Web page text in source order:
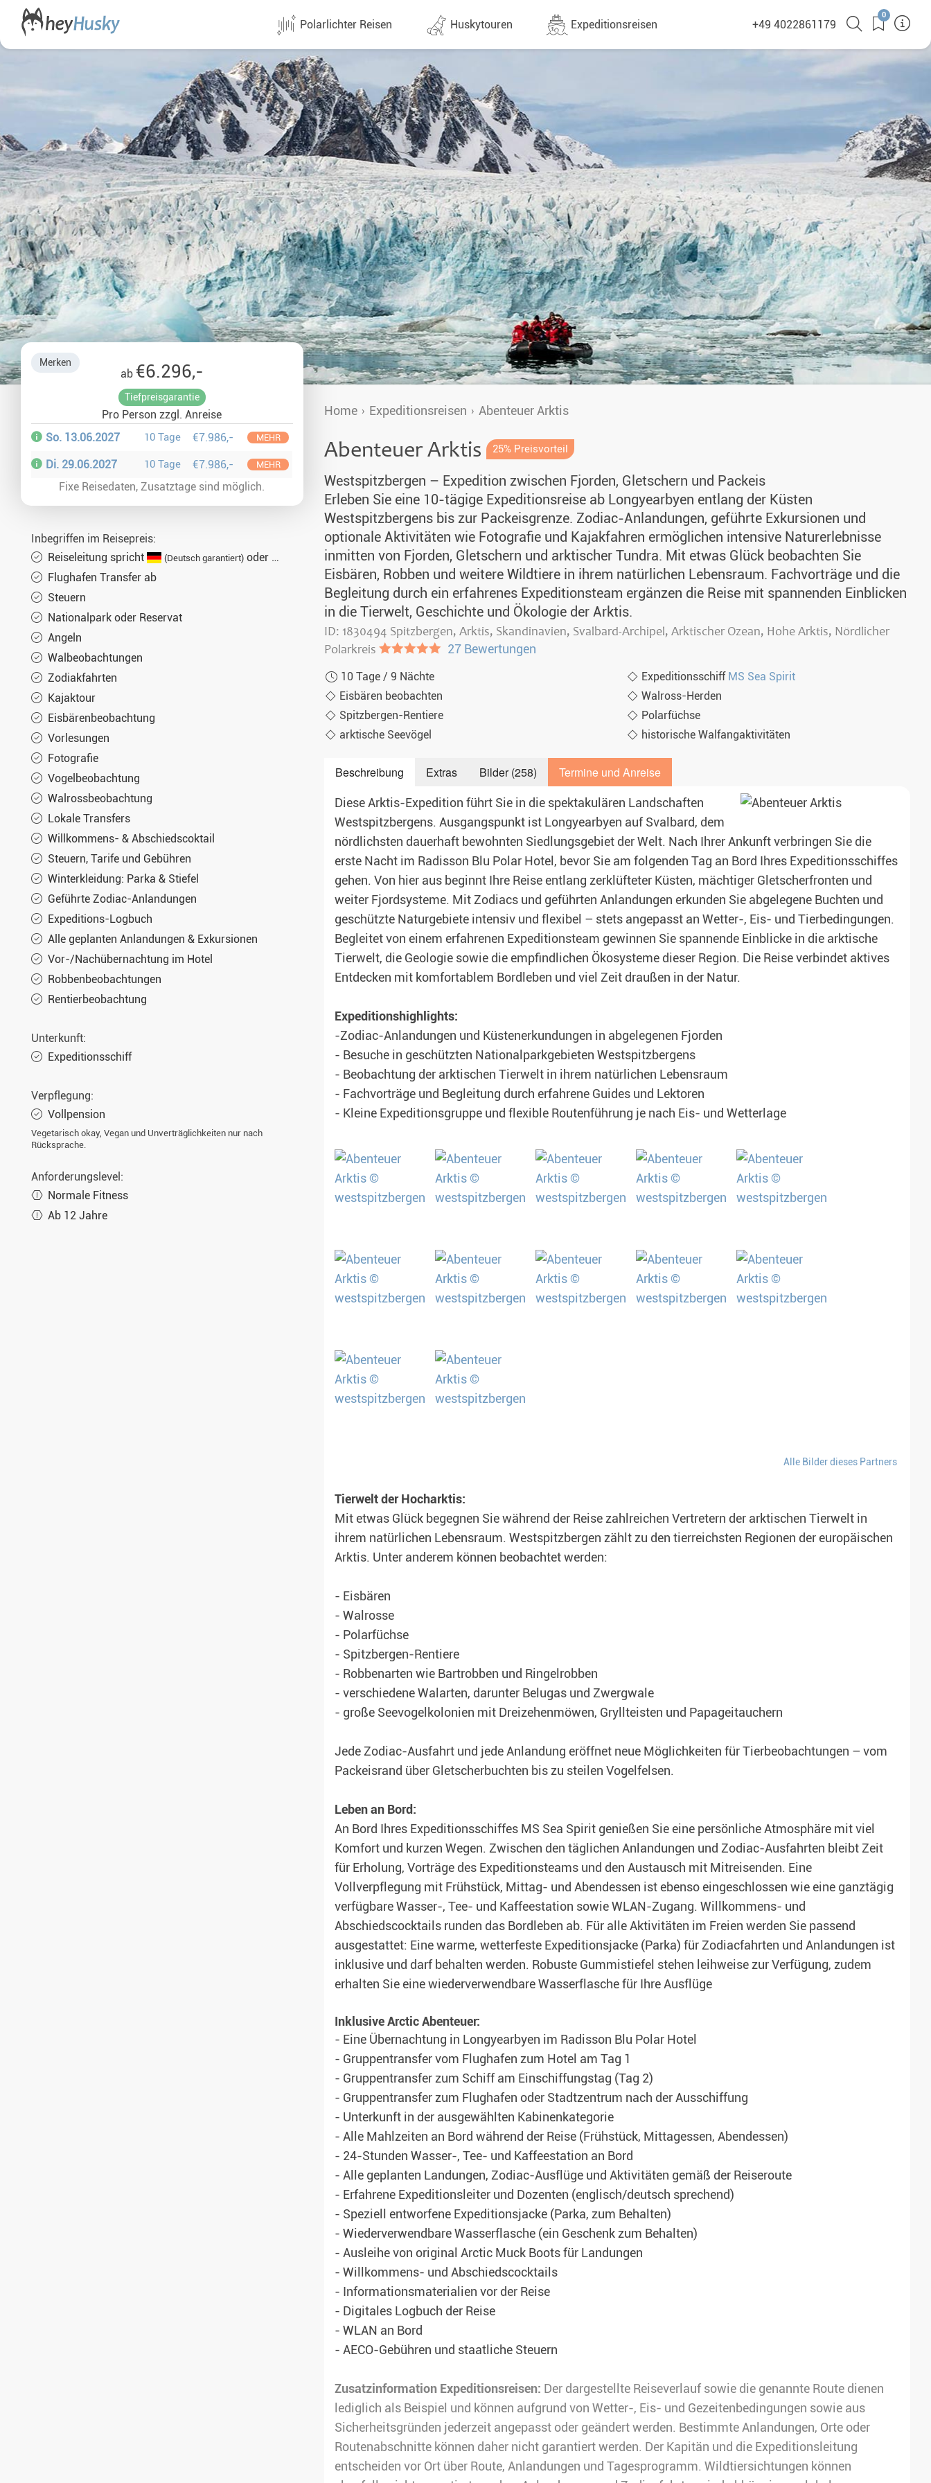
Polarlichter Reisen
Alle Termine (1438)
Direktflüge
Norwegen
Schweden
Finnland
Alaska
Yukon
Yellowknife
Glasiglus & Spezialunterkünfte
Silvester unter Nordlichtern 2026-2027
Winterurlaub 2026-2027
Weihnachten 2026
Huskytouren
Direktflüge
Günstige 1 Stoppflüge
Lappland & Skandinavien
Finnland
Schweden
Norwegen
Yukon
Alaska
Singlereisen
Huskytouren mit Kindern
Wildnistouren von Hütte zu Hütte
Husky Wochenende
Deutschsprachige Guides
Gruppenreisen mit Hundeschlitten
Kleidungsempfehlung
Fragen und Antworten
Teambuilding & Incentives
Expeditionsreisen
Expeditionensreisen
Antarktis Reisen
Arktis Reisen
Planung & Infos
+49 4022861179
0
Merken
ab €6.296,-
Tiefpreisgarantie
Pro Person zzgl. Anreise
So. 13.06.2027
10 Tage €7.986,- MEHR
Di. 29.06.2027 10 Tage €7.986,- MEHR
Fixe Reisedaten, Zusatztage sind möglich.
Inbegriffen im Reisepreis:
Reiseleitung spricht
(Deutsch garantiert) oder (Englisch garantiert)
Flughafen Transfer ab
Steuern
Nationalpark oder Reservat
Angeln
Walbeobachtungen
Zodiakfahrten
Kajaktour
Eisbärenbeobachtung
Vorlesungen
Fotografie
Vogelbeobachtung
Walrossbeobachtung
Lokale Transfers
Willkommens- & Abschiedscoktail
Steuern, Tarife und Gebühren
Winterkleidung: Parka & Stiefel
Geführte Zodiac-Anlandungen
Expeditions-Logbuch
Alle geplanten Anlandungen & Exkursionen
Vor-/Nachübernachtung im Hotel
Robbenbeobachtungen
Rentierbeobachtung
Unterkunft:
Expeditionsschiff
Verpflegung:
Vollpension
Vegetarisch okay, Vegan und Unverträglichkeiten nur nach
Rücksprache.
Anforderungslevel:
Normale Fitness
Ab 12 Jahre
Home Expeditionsreisen Abenteuer Arktis
Abenteuer Arktis 25% Preisvorteil
Westspitzbergen – Expedition zwischen Fjorden, Gletschern und Packeis
Erleben Sie eine 10-tägige Expeditionsreise ab Longyearbyen entlang der Küsten
Westspitzbergens bis zur Packeisgrenze. Zodiac-Anlandungen, geführte Exkursionen und
optionale Aktivitäten wie Fotografie und Kajakfahren ermöglichen intensive Naturerlebnisse
inmitten von Fjorden, Gletschern und arktischer Tundra. Mit etwas Glück beobachten Sie
Eisbären, Robben und weitere Wildtiere in ihrem natürlichen Lebensraum. Fachvorträge und die
Begleitung durch ein erfahrenes Expeditionsteam ergänzen die Reise mit spannenden Einblicken
in die Tierwelt, Geschichte und Ökologie der Arktis.
ID: 1830494 Spitzbergen, Arktis, Skandinavien, Svalbard-Archipel, Arktischer Ozean, Hohe Arktis, Nördlicher
Polarkreis ●●●●● 27 Bewertungen
10 Tage / 9 Nächte Expeditionsschiff MS Sea Spirit
Eisbären beobachten
Walross-Herden
Spitzbergen-Rentiere
Polarfüchse
arktische Seevögel
historische Walfangaktivitäten
Beschreibung Extras Bilder (258) Termine und Anreise
Diese Arktis-Expedition führt Sie in die spektakulären Landschaften
Westspitzbergens. Ausgangspunkt ist Longyearbyen auf Svalbard, dem
nördlichsten dauerhaft bewohnten Siedlungsgebiet der Welt. Nach Ihrer Ankunft verbringen Sie die
erste Nacht im Radisson Blu Polar Hotel, bevor Sie am folgenden Tag an Bord Ihres Expeditionsschiffes
gehen. Von hier aus beginnt Ihre Reise entlang zerklüfteter Küsten, mächtiger Gletscherfronten und
weiter Fjordsysteme. Mit Zodiacs und geführten Anlandungen erkunden Sie abgelegene Buchten und
geschützte Naturgebiete intensiv und flexibel – stets angepasst an Wetter-, Eis- und Tierbedingungen.
Begleitet von einem erfahrenen Expeditionsteam gewinnen Sie spannende Einblicke in die arktische
Tierwelt, die Geologie sowie die empfindlichen Ökosysteme dieser Region. Die Reise verbindet aktives
Entdecken mit komfortablem Bordleben und viel Zeit draußen in der Natur.
Expeditionshighlights:
-Zodiac-Anlandungen und Küstenerkundungen in abgelegenen Fjorden
- Besuche in geschützten Nationalparkgebieten Westspitzbergens
- Beobachtung der arktischen Tierwelt in ihrem natürlichen Lebensraum
- Fachvorträge und Begleitung durch erfahrene Guides und Lektoren
- Kleine Expeditionsgruppe und flexible Routenführung je nach Eis- und Wetterlage
Alle Bilder dieses Partners
Tierwelt der Hocharktis:
Mit etwas Glück begegnen Sie während der Reise zahlreichen Vertretern der arktischen Tierwelt in
ihrem natürlichen Lebensraum. Westspitzbergen zählt zu den tierreichsten Regionen der europäischen
Arktis. Unter anderem können beobachtet werden:
- Eisbären
- Walrosse
- Polarfüchse
- Spitzbergen-Rentiere
- Robbenarten wie Bartrobben und Ringelrobben
- verschiedene Walarten, darunter Belugas und Zwergwale
- große Seevogelkolonien mit Dreizehenmöwen, Gryllteisten und Papageitauchern
Jede Zodiac-Ausfahrt und jede Anlandung eröffnet neue Möglichkeiten für Tierbeobachtungen – vom
Packeisrand über Gletscherbuchten bis zu steilen Vogelfelsen.
Leben an Bord:
An Bord Ihres Expeditionsschiffes MS Sea Spirit genießen Sie eine persönliche Atmosphäre mit viel
Komfort und kurzen Wegen. Zwischen den täglichen Anlandungen und Zodiac-Ausfahrten bleibt Zeit
für Erholung, Vorträge des Expeditionsteams und den Austausch mit Mitreisenden. Eine
Vollverpflegung mit Frühstück, Mittag- und Abendessen ist ebenso eingeschlossen wie eine ganztägig
verfügbare Wasser-, Tee- und Kaffeestation sowie WLAN-Zugang. Willkommens- und
Abschiedscocktails runden das Bordleben ab. Für alle Aktivitäten im Freien werden Sie passend
ausgestattet: Eine warme, wetterfeste Expeditionsjacke (Parka) für Zodiacfahrten und Anlandungen ist
inklusive und darf behalten werden. Robuste Gummistiefel stehen leihweise zur Verfügung, zudem
erhalten Sie eine wiederverwendbare Wasserflasche für Ihre Ausflüge
Inklusive Arctic Abenteuer:
- Eine Übernachtung in Longyearbyen im Radisson Blu Polar Hotel
- Gruppentransfer vom Flughafen zum Hotel am Tag 1
- Gruppentransfer zum Schiff am Einschiffungstag (Tag 2)
- Gruppentransfer zum Flughafen oder Stadtzentrum nach der Ausschiffung
- Unterkunft in der ausgewählten Kabinenkategorie
- Alle Mahlzeiten an Bord während der Reise (Frühstück, Mittagessen, Abendessen)
- 24-Stunden Wasser-, Tee- und Kaffeestation an Bord
- Alle geplanten Landungen, Zodiac-Ausflüge und Aktivitäten gemäß der Reiseroute
- Erfahrene Expeditionsleiter und Dozenten (englisch/deutsch sprechend)
- Speziell entworfene Expeditionsjacke (Parka, zum Behalten)
- Wiederverwendbare Wasserflasche (ein Geschenk zum Behalten)
- Ausleihe von original Arctic Muck Boots für Landungen
- Willkommens- und Abschiedscocktails
- Informationsmaterialien vor der Reise
- Digitales Logbuch der Reise
- WLAN an Bord
- AECO-Gebühren und staatliche Steuern
Zusatzinformation Expeditionsreisen: Der dargestellte Reiseverlauf sowie die genannte Route dienen
lediglich als Beispiel und können aufgrund von Wetter-, Eis- und Gezeitenbedingungen sowie aus
Sicherheitsgründen jederzeit angepasst oder geändert werden. Bestimmte Anlandungen, Orte oder
Routenabschnitte können daher nicht garantiert werden. Der Kapitän und die Expeditionsleitung
entscheiden vor Ort über Route, Anlandungen und Tagesprogramm. Wildtiersichtungen können